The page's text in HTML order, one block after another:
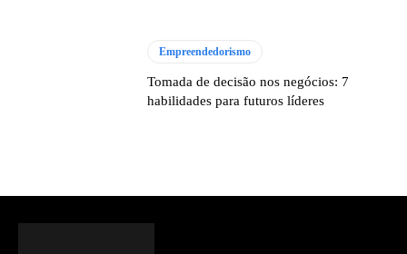
Empreendedorismo
Tomada de decisão nos negócios: 7
habilidades para futuros líderes